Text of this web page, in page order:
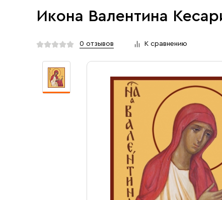
Иконы
Ювелирные изделия
Услуги
Икона Валентина
0 отзывов К сравнению